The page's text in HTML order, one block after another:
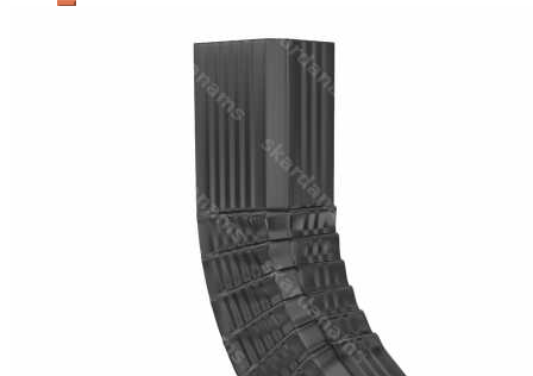
Lietaus nuvedimo sistemas
Lietaus nuvedimo sistema Ø 125/100 mm
Lietaus nuvedimo sistema Ø 150/120 mm
Lietaus nuvedimo sistema ▢
Vėjalentė
Karnizas
Kraigo elementas
Roof hatch
Kampai
Kamino kepurės
Stogo ventiliacijos
Valcinis profilis
Fasadų komponentai